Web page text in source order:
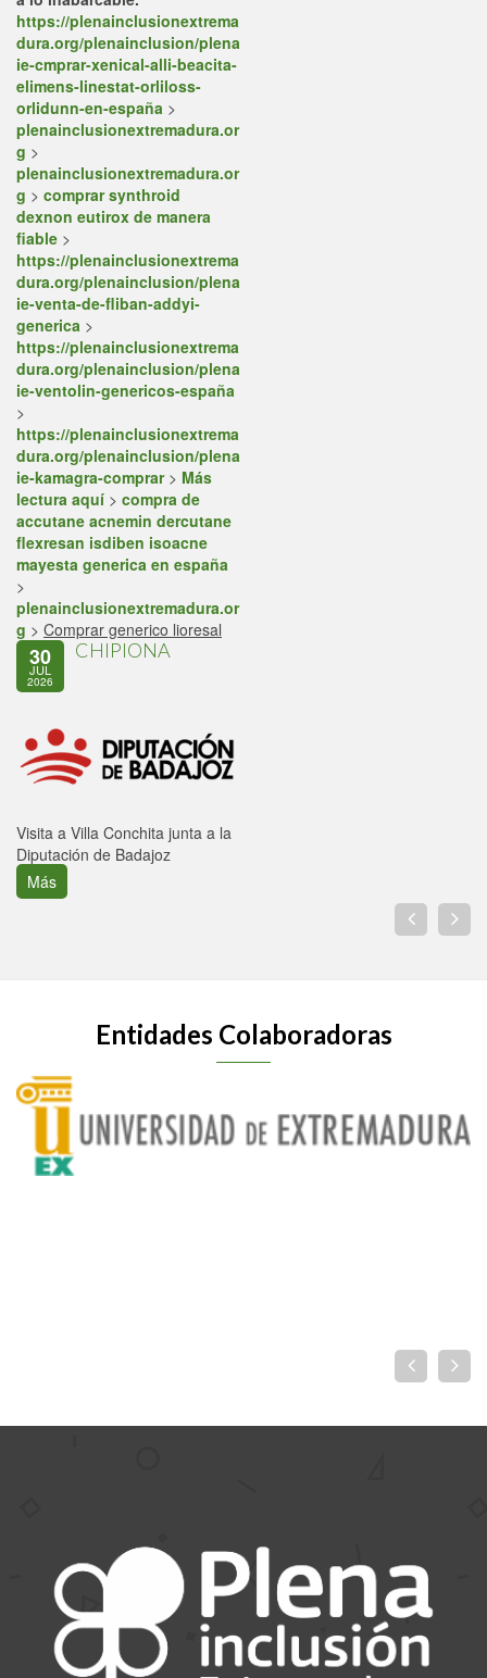
https://plenainclusionextrema
dura.org/plenainclusion/plena
ie-cmprar-xenical-alli-beacita-
elimens-linestat-orliloss-
orlidunn-en-españa >
plenainclusionextremadura.or
g >
plenainclusionextremadura.or
g > comprar synthroid
dexnon eutirox de manera
fiable >
https://plenainclusionextrema
dura.org/plenainclusion/plena
ie-venta-de-fliban-addyi-
generica >
https://plenainclusionextrema
dura.org/plenainclusion/plena
ie-ventolin-genericos-españa
>
https://plenainclusionextrema
dura.org/plenainclusion/plena
ie-kamagra-comprar> Más
lectura aquí > compra de
accutane acnemin dercutane
flexresan isdiben isoacne
mayesta generica en españa
>
plenainclusionextremadura.or
g > Comprar generico lioresal
30
JUL
2026
CHIPIONA
Visita a Villa Conchita junta a la
Diputación de Badajoz
Más
Entidades Colaboradoras